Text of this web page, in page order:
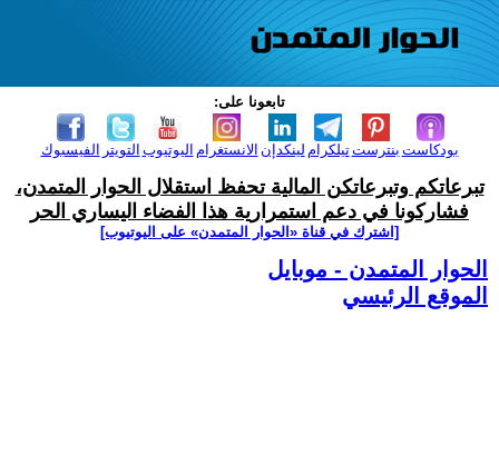
تابعونا على:
الفيسبوك التويتر اليوتيوب الانستغرام لينكدإن تيلكرامبنترست بودكاست
تبرعاتكم وتبرعاتكن المالية تحفظ استقلال الحوار المتمدن،
فشاركونا في دعم استمرارية هذا الفضاء اليساري الحر
[اشترك في قناة ‫«الحوار المتمدن» على اليوتيوب]
الحوار المتمدن - موبايل
الموقع الرئيسي